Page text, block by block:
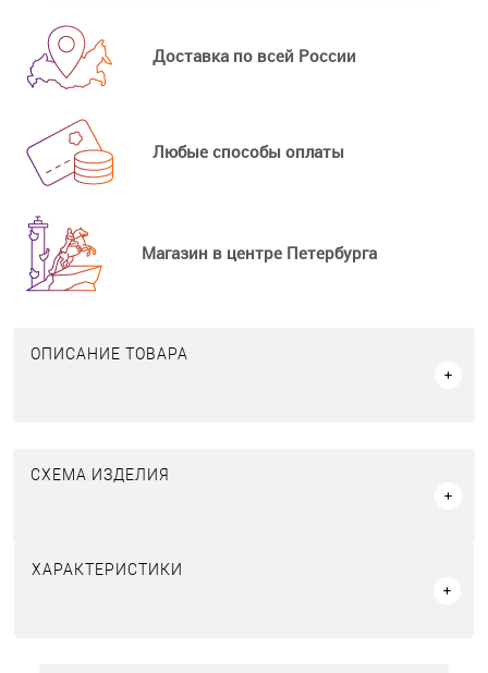
Доставка по всей России
Любые способы оплаты
Магазин в центре Петербурга
ОПИСАНИЕ ТОВАРА
СХЕМА ИЗДЕЛИЯ
ХАРАКТЕРИСТИКИ